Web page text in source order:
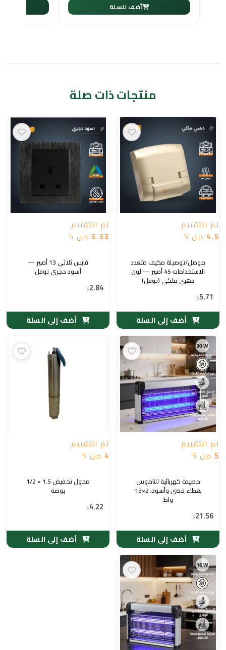
أضف للسلة
منتجات ذات صلة
تم التقييم
4.5 من 5
موصل/توصيلة مكيف متعدد
الاستخدامات 45 أمبير — لون
ذهبي ملكي (توفل)
$5.71
أضف إلى السلة
تم التقييم
3.33 من 5
قابس ثلاثي 13 أمبير —
أسود حجري توفل
$2.84
أضف إلى السلة
تم التقييم
5 من 5
مصيدة كهربائية للناموس
بغطاء فضي وأسود، 2×15
واط
$21.56
أضف إلى السلة
تم التقييم
4 من 5
محول تخفيض 1.5 × 1/2
بوصة
$4.22
أضف إلى السلة